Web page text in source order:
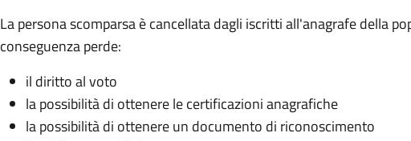
La persona scomparsa è cancellata dagli iscritti all'anagrafe della
conseguenza perde:
il diritto al voto
la possibilità di ottenere le certificazioni anagrafiche
la possibilità di ottenere un documento di riconoscimento